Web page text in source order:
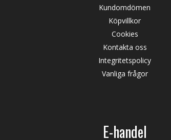
Kundomdömen
Köpvillkor
Cookies
Kontakta oss
Integritetspolicy
Vanliga frågor
E-handel